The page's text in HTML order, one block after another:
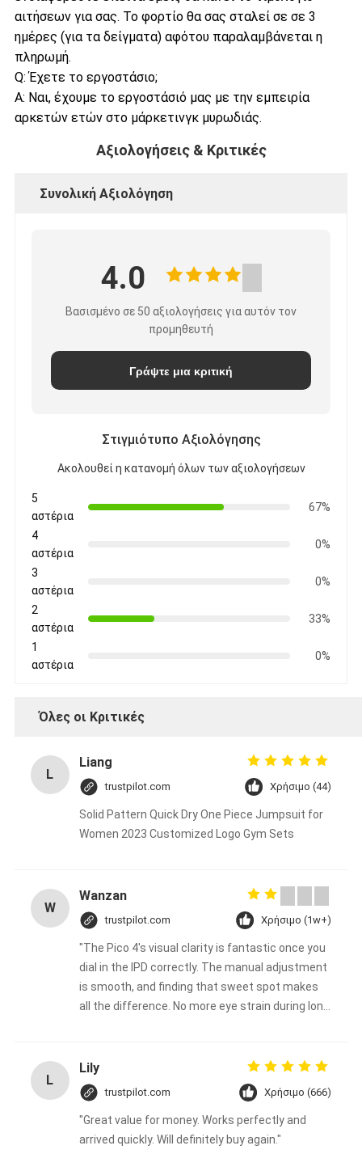
αιτήσεων για σας. Το φορτίο θα σας σταλεί σε σε 3
ημέρες (για τα δείγματα) αφότου παραλαμβάνεται η
πληρωμή.
Q: Έχετε το εργοστάσιο;
Α: Ναι, έχουμε το εργοστάσιό μας με την εμπειρία
αρκετών ετών στο μάρκετινγκ μυρωδιάς.
Αξιολογήσεις & Κριτικές
Συνολική Αξιολόγηση
4.0
Βασισμένο σε 50 αξιολογήσεις για αυτόν τον
προμηθευτή
Γράψτε μια κριτική
Στιγμιότυπο Αξιολόγησης
Ακολουθεί η κατανομή όλων των αξιολογήσεων
5
αστέρια
67%
4
αστέρια
0%
3
αστέρια
0%
2
αστέρια
33%
1
αστέρια
0%
Όλες οι Κριτικές
L
Liang
trustpilot.com Χρήσιμο (44)
Solid Pattern Quick Dry One Piece Jumpsuit for
Women 2023 Customized Logo Gym Sets
W
Wanzan
trustpilot.com Χρήσιμο (1w+)
"The Pico 4's visual clarity is fantastic once you
dial in the IPD correctly. The manual adjustment
is smooth, and finding that sweet spot makes
all the difference. No more eye strain during long
fantastic once you dial in the IPD correctly. The
manual adjustment is smooth, and finding that
sweet spot makes all the difference. No more
eye strain during long sessions. Highly
recommend taking the time to set it up
L
Lily
trustpilot.com Χρήσιμο (666)
"Great value for money. Works perfectly and
arrived quickly. Will definitely buy again."